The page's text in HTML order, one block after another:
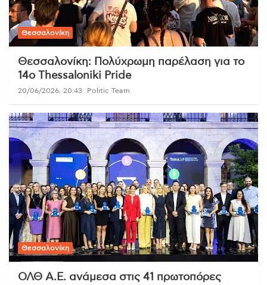
Θεσσαλονίκη
Θεσσαλονίκη: Πολύχρωμη παρέλαση για το
14ο Thessaloniki Pride
20/06/2026, 20:43 Politic Team
Θεσσαλονίκη
ΟΛΘ Α.Ε. ανάμεσα στις 41 πρωτοπόρες